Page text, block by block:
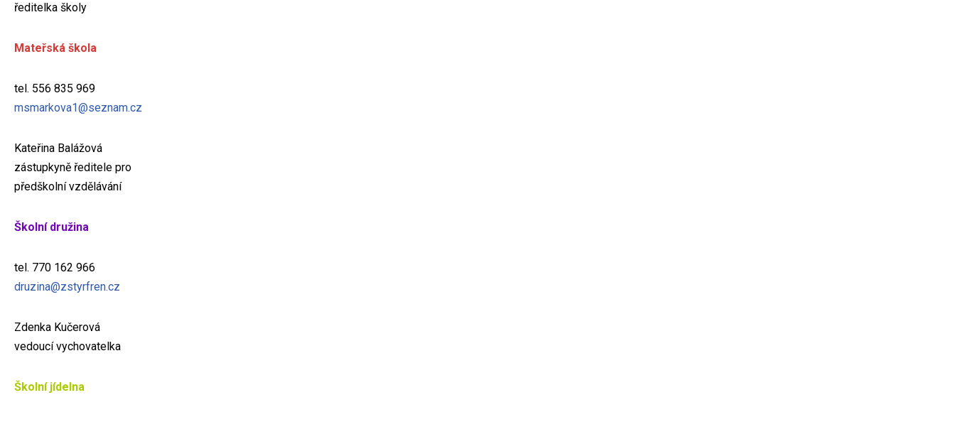
ředitelka školy
Mateřská škola
tel. 556 835 969
msmarkova1@seznam.cz
Kateřina Balážová
zástupkyně ředitele pro
předškolní vzdělávání
Školní družina
tel. 770 162 966
druzina@zstyrfren.cz
Zdenka Kučerová
vedoucí vychovatelka
Školní jídelna